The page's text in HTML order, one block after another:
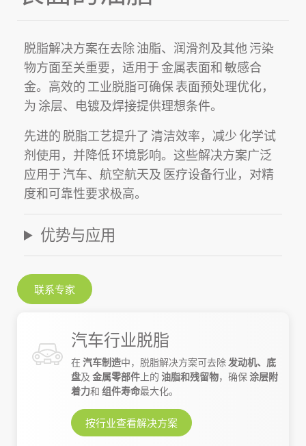
脱脂解决方案在去除油脂、润滑剂 及其他污染
物方面至关重要，适用于金属表面和敏感合
金。高效的 工业脱脂可确保 表面预处理优化，
为 涂层、电镀及焊接提供理想条件。
先进的 脱脂工艺提升了 清洁效率，减少 化学试
剂使用，并降低环境影响。这些解决方案广泛
应用于 汽车、航空航天及 医疗设备行业，对精
度和可靠性要求极高。
优势与应用
联系专家
汽车行业脱脂
在 汽车制造中，脱脂解决方案可去除 发动机、底
盘及 金属零部件 上的 油脂和残留物，确保涂层附
着力和 组件寿命最大化。
按行业查看解决方案